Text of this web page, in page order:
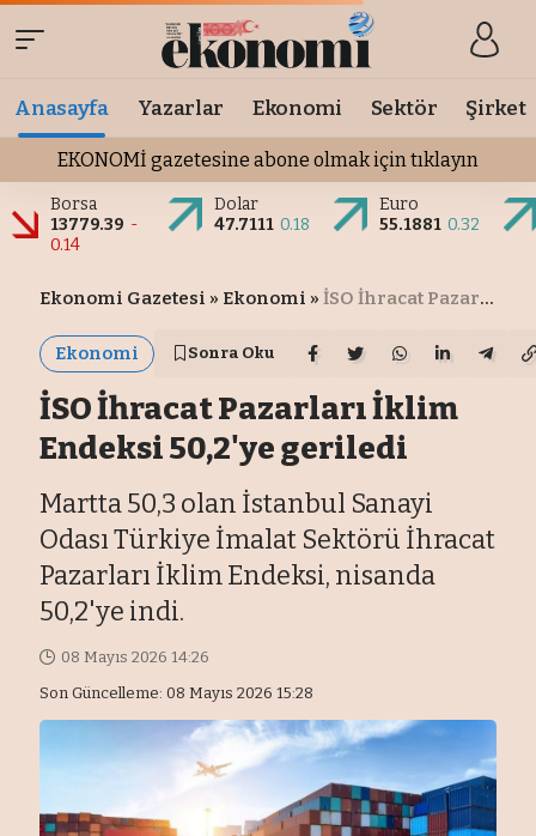
Anasayfa Yazarlar Ekonomi Sektör Şirket
EKONOMİ gazetesine abone olmak için tıklayın
Borsa
13779.39 -
0.14
Dolar
47.7111 0.18
Euro
55.1881 0.32
Ekonomi Gazetesi » Ekonomi »İSO İhracat Pazarları İklim Endeksi 50,2'ye geriledi
Ekonomi Sonra Oku
İSO İhracat Pazarları İklim
Endeksi 50,2'ye geriledi
Martta 50,3 olan İstanbul Sanayi
Odası Türkiye İmalat Sektörü İhracat
Pazarları İklim Endeksi, nisanda
50,2'ye indi.
Son Güncelleme: 08 Mayıs 2026 15:28
08 Mayıs 2026 14:26